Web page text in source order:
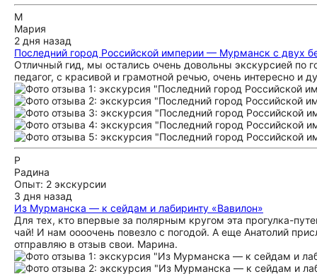
М
Мария
2 дня назад
Последний город Российской империи — Мурманск с двух
Отличный гид, мы остались очень довольны экскурсией по
педагог, с красивой и грамотной речью, очень интересно и
Р
Радина
Опыт: 2 экскурсии
3 дня назад
Из Мурманска — к сейдам и лабиринту «Вавилон»
Для тех, кто впервые за полярным кругом эта прогулка-
чай! И нам оооочень повезло с погодой. А еще Анатолий
отправляю в отзыв свои. Марина.